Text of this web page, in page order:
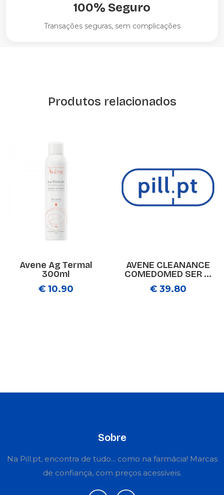
100% Seguro
Transações seguras, sem complicações
Produtos relacionados
Avene Ag Termal
300ml
€ 10.90
AVENE CLEANANCE
COMEDOMED SER ...
€ 39.80
Sobre
Na Pill.pt, encontra de tudo... como na farmácia! Marcas
de confiança, com preços acessíveis.